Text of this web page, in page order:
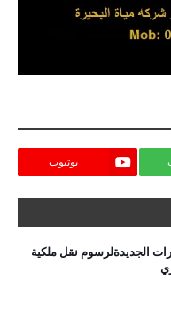
يوتيوب
الجديدةلرسوم نقل ملكية